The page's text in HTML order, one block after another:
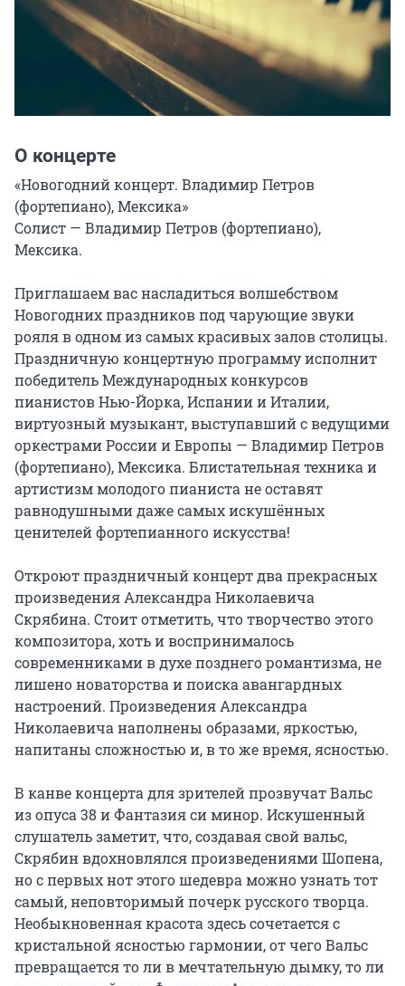
О концерте
«Новогодний концерт. Владимир Петров
(фортепиано), Мексика»
Солист — Владимир Петров (фортепиано),
Мексика.
Приглашаем вас насладиться волшебством
Новогодних праздников под чарующие звуки
рояля в одном из самых красивых залов столицы.
Праздничную концертную программу исполнит
победитель Международных конкурсов
пианистов Нью-Йорка, Испании и Италии,
виртуозный музыкант, выступавший с ведущими
оркестрами России и Европы — Владимир Петров
(фортепиано), Мексика. Блистательная техника и
артистизм молодого пианиста не оставят
равнодушными даже самых искушённых
ценителей фортепианного искусства!
Откроют праздничный концерт два прекрасных
произведения Александра Николаевича
Скрябина. Стоит отметить, что творчество этого
композитора, хоть и воспринималось
современниками в духе позднего романтизма, не
лишено новаторства и поиска авангардных
настроений. Произведения Александра
Николаевича наполнены образами, яркостью,
напитаны сложностью и, в то же время, ясностью.
В канве концерта для зрителей прозвучат Вальс
из опуса 38 и Фантазия си минор. Искушенный
слушатель заметит, что, создавая свой вальс,
Скрябин вдохновлялся произведениями Шопена,
но с первых нот этого шедевра можно узнать тот
самый, неповторимый почерк русского творца.
Необыкновенная красота здесь сочетается с
кристальной ясностью гармонии, от чего Вальс
превращается то ли в мечтательную дымку, то ли